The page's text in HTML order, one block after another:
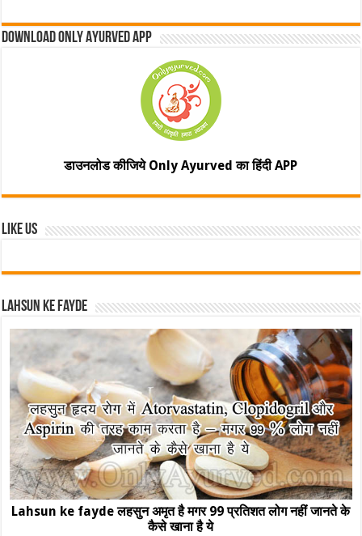
Download Only Ayurved App
डाउनलोड कीजिये Only Ayurved का हिंदी APP
Like Us
Lahsun ke fayde
Lahsun ke fayde लहसुन अमृत है मगर 99 प्रतिशत लोग नहीं जानते के
कैसे खाना है ये